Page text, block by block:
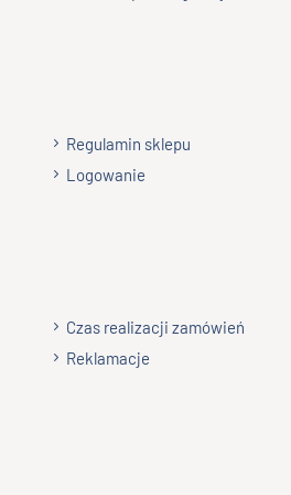
Regulamin sklepu
Logowanie
Czas realizacji zamówień
Reklamacje